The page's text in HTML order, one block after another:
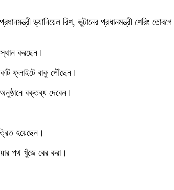
ড্যানিয়েল রিশ, ভুটানের প্রধানমন্ত্রী শেরিং
করছেন।
ফ্লাইটে বাকু পৌঁছেন।
বক্তব্য দেবেন।
হয়েছেন।
পথ খুঁজে বের করা।